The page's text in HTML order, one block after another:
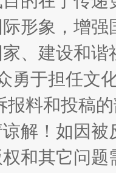
形象，增
、建设和
勇于担任文
报料和投稿
解！如因
和其它问题